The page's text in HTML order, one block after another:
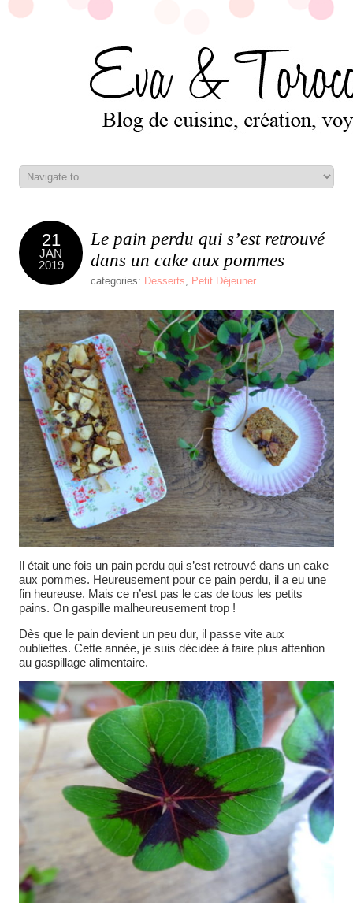
21
JAN
2019
Le pain perdu qui s’est retrouvé
dans un cake aux pommes
categories: Desserts, Petit Déjeuner
Il était une fois un pain perdu qui s’est retrouvé dans un cake
aux pommes. Heureusement pour ce pain perdu, il a eu une
fin heureuse. Mais ce n’est pas le cas de tous les petits
pains. On gaspille malheureusement trop !
Dès que le pain devient un peu dur, il passe vite aux
oubliettes. Cette année, je suis décidée à faire plus attention
au gaspillage alimentaire.